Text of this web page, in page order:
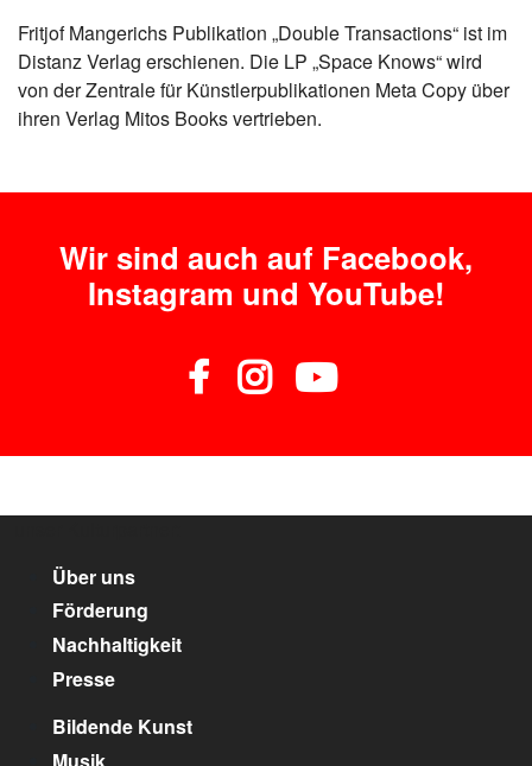
Fritjof Mangerichs Publikation „Double Transactions“ ist im
Distanz Verlag erschienen. Die LP „Space Knows“ wird
von der Zentrale für Künstlerpublikationen Meta Copy über
ihren Verlag Mitos Books vertrieben.
Wir sind auch auf Facebook,
Instagram und YouTube!
Über uns
Förderung
Nachhaltigkeit
Presse
Bildende Kunst
Musik